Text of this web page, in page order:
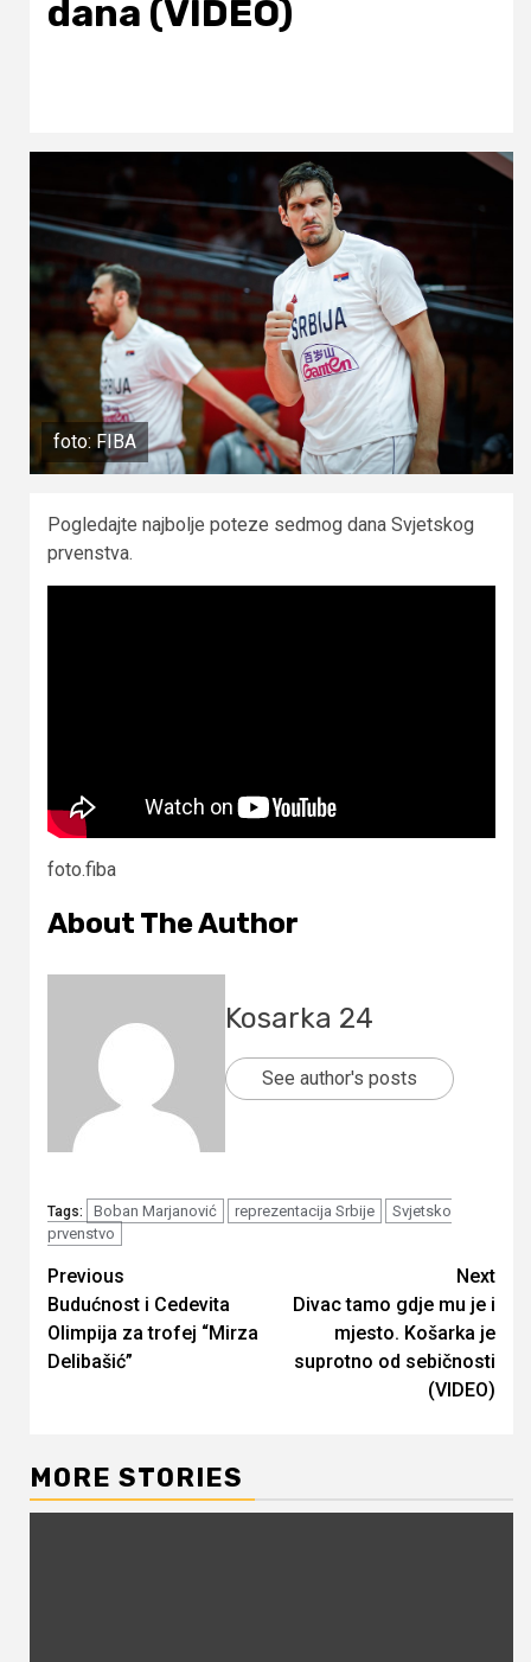
dana (VIDEO)
foto: FIBA
Pogledajte najbolje poteze sedmog dana Svjetskog
prvenstva.
foto.fiba
About The Author
Kosarka 24
See author's posts
Tags: Boban Marjanović reprezentacija Srbije
Svjetsko
prvenstvo
Continue
Reading
Previous
Budućnost i Cedevita
Olimpija za trofej “Mirza
Delibašić”
Next
Divac tamo gdje mu je i
mjesto. Košarka je
suprotno od sebičnosti
(VIDEO)
MORE STORIES